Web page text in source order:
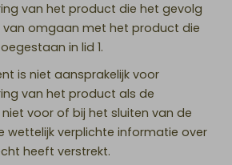
van het product die het gevolg
van omgaan met het product die
in lid 1.
is niet aansprakelijk voor
van het product als de
voor of bij het sluiten van de
wettelijk verplichte informatie over
heeft verstrekt.